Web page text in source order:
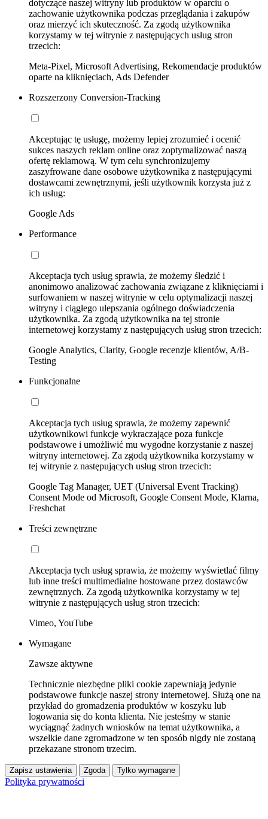
dotyczące naszej witryny lub produktów w oparciu o
zachowanie użytkownika podczas przeglądania i zakupów
oraz mierzyć ich skuteczność. Za zgodą użytkownika
korzystamy w tej witrynie z następujących usług stron
trzecich:
Meta-Pixel, Microsoft Advertising, Rekomendacje produktów
oparte na kliknięciach, Ads Defender
Rozszerzony Conversion-Tracking
Akceptując tę usługę, możemy lepiej zrozumieć i ocenić
sukces naszych reklam online oraz zoptymalizować naszą
ofertę reklamową. W tym celu synchronizujemy
zaszyfrowane dane osobowe użytkownika z następującymi
dostawcami zewnętrznymi, jeśli użytkownik korzysta już z
ich usług:
Google Ads
Performance
Akceptacja tych usług sprawia, że możemy śledzić i
anonimowo analizować zachowania związane z kliknięciami i
surfowaniem w naszej witrynie w celu optymalizacji naszej
witryny i ciągłego ulepszania ogólnego doświadczenia
użytkownika. Za zgodą użytkownika na tej stronie
internetowej korzystamy z następujących usług stron trzecich:
Google Analytics, Clarity, Google recenzje klientów, A/B-
Testing
Funkcjonalne
Akceptacja tych usług sprawia, że możemy zapewnić
użytkownikowi funkcje wykraczające poza funkcje
podstawowe i umożliwić mu wygodne korzystanie z naszej
witryny internetowej. Za zgodą użytkownika korzystamy w
tej witrynie z następujących usług stron trzecich:
Google Tag Manager, UET (Universal Event Tracking)
Consent Mode od Microsoft, Google Consent Mode, Klarna,
Freshchat
Treści zewnętrzne
Akceptacja tych usług sprawia, że możemy wyświetlać filmy
lub inne treści multimedialne hostowane przez dostawców
zewnętrznych. Za zgodą użytkownika korzystamy w tej
witrynie z następujących usług stron trzecich:
Vimeo, YouTube
Wymagane
Zawsze aktywne
Technicznie niezbędne pliki cookie zapewniają jedynie
podstawowe funkcje naszej strony internetowej. Służą one na
przykład do gromadzenia produktów w koszyku lub
logowania się do konta klienta. Nie jesteśmy w stanie
wyciągnąć żadnych wniosków na temat użytkownika, a
wszelkie dane zgromadzone w ten sposób nigdy nie zostaną
przekazane stronom trzecim.
Zapisz ustawienia Zgoda Tylko wymagane
Polityka prywatności